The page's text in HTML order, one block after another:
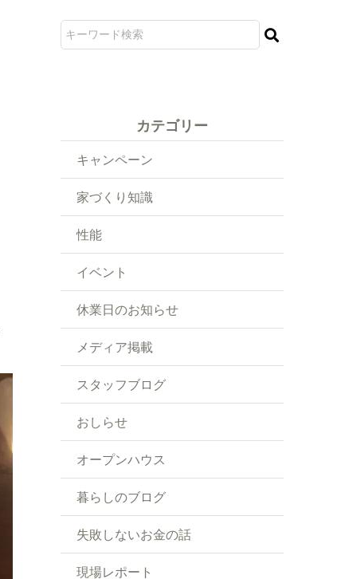
カテゴリー
キャンペーン
家づくり知識
性能
イベント
休業日のお知らせ
メディア掲載
スタッフブログ
おしらせ
オープンハウス
暮らしのブログ
失敗しないお金の話
現場レポート